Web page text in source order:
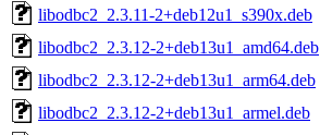
libodbc2_2.3.11-2+deb12u1_s390x.deb
libodbc2_2.3.12-2+deb13u1_amd64.deb
libodbc2_2.3.12-2+deb13u1_arm64.deb
libodbc2_2.3.12-2+deb13u1_armel.deb